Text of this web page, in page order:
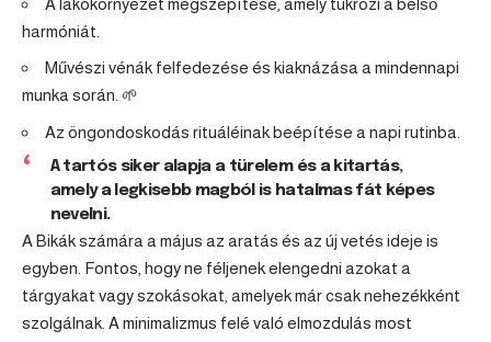
harmóniát.
Művészi vénák felfedezése és kiaknázása a mindennapi
munka során. 🌱
Az öngondoskodás rituáléinak beépítése a napi rutinba.
A tartós siker alapja a türelem és a kitartás,
amely a legkisebb magból is hatalmas fát képes
nevelni.
A Bikák számára a május az aratás és az új vetés ideje is
egyben. Fontos, hogy ne féljenek elengedni azokat a
tárgyakat vagy szokásokat, amelyek már csak nehezékként
szolgálnak. A minimalizmus felé való elmozdulás most